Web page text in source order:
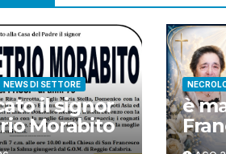
NEWS DI SETTORE
il signor
Morabito
è